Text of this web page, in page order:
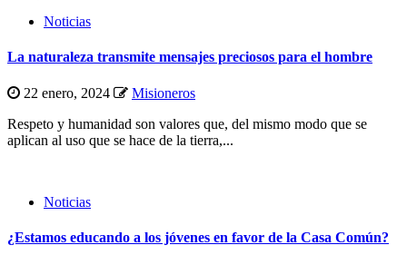
Noticias
La naturaleza transmite mensajes preciosos para el hombre
22 enero, 2024
Misioneros
Respeto y humanidad son valores que, del mismo modo que se
aplican al uso que se hace de la tierra,...
Noticias
¿Estamos educando a los jóvenes en favor de la Casa Común?